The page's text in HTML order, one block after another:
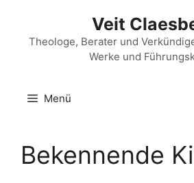
springen
Veit
Theologe, Berater und
Werke und
Menü
Bekennende